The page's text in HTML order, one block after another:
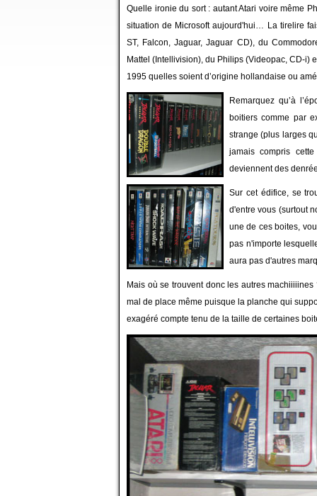
Quelle ironie du sort : autant Atari voire même
situation de Microsoft aujourd'hui… La tirelire
ST, Falcon, Jaguar, Jaguar CD), du
Mattel (Intellivision), du Philips (Videopac, CD-
1995 quelles soient d’origine hollandaise ou
Remarquez qu’à
boitiers comme par
strange (plus larges
jamais compris
deviennent des
Sur cet édifice, se
d'entre vous (surtout
une de ces boites,
pas n'importe
aura pas d'autres
Mais où se trouvent donc les autres
mal de place même puisque la planche qui
exagéré compte tenu de la taille de certaines